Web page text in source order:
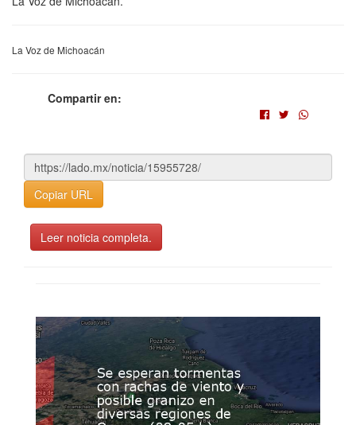
La Voz de Michoacán
Compartir en:
Copiar URL
Leer noticia completa.